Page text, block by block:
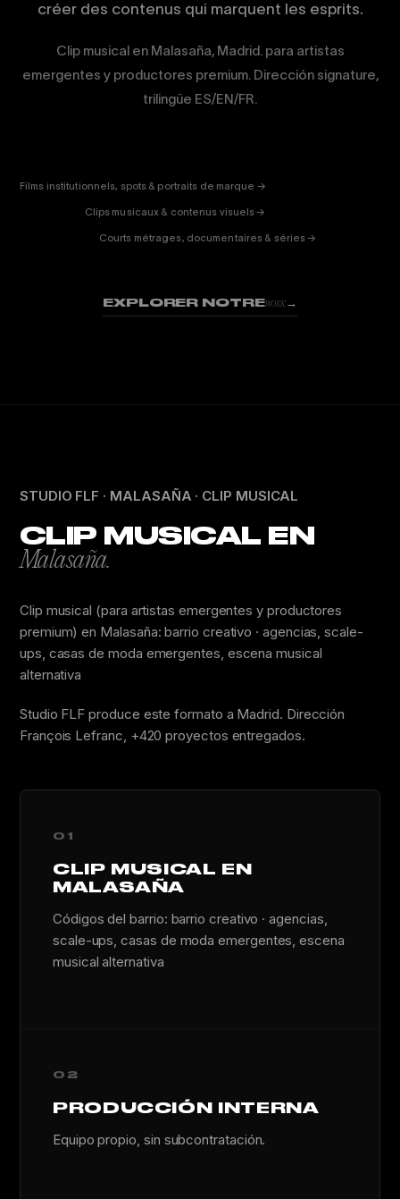
créer des contenus qui marquent les esprits.
Clip musical en Malasaña, Madrid. para artistas
emergentes y productores premium. Dirección signature,
trilingüe ES/EN/FR.
Films institutionnels, spots & portraits de marque →
Clips musicaux & contenus visuels →
FICTION
& DOC
Courts métrages, documentaires & séries →
EXPLORER NOTREWORK→
STUDIO FLF · MALASAÑA · CLIP MUSICAL
CLIP MUSICAL EN
Malasaña.
Clip musical (para artistas emergentes y productores
premium) en Malasaña: barrio creativo · agencias, scale-
ups, casas de moda emergentes, escena musical
alternativa
Studio FLF produce este formato a Madrid. Dirección
François Lefranc, +420 proyectos entregados.
01
CLIP MUSICAL EN
MALASAÑA
Códigos del barrio: barrio creativo · agencias,
scale-ups, casas de moda emergentes, escena
musical alternativa
02
PRODUCCIÓN INTERNA
Equipo propio, sin subcontratación.